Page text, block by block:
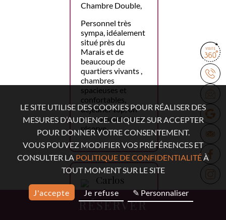
RÉSERVER
Chambre Double,
Personnel très
sympa, idéalement
situé près du
Marais et de
beaucoup de
quartiers vivants ,
chambres
spacieuses et
confortables,
déjeuner top, on
recommande sans
réserve.
Carlos
López
18 mars 2026
LE SITE UTILISE DES COOKIES POUR RÉALISER DES
MESURES D’AUDIENCE. CLIQUEZ SUR ACCEPTER
POUR DONNER VOTRE CONSENTEMENT.
VOUS POUVEZ MODIFIER VOS PRÉFÉRENCES ET
CONSULTER LA POLITIQUE DE CONFIDENTIALITÉÀ
TOUT MOMENT SUR LE SITE
J'accepte Je refuse ✎ Personnaliser